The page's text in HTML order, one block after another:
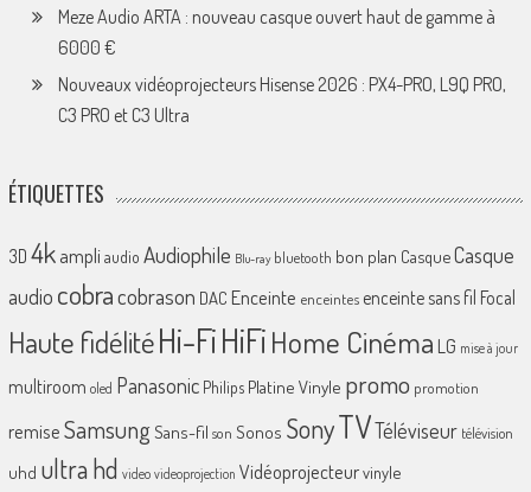
Meze Audio ARTA : nouveau casque ouvert haut de gamme à
6000 €
Nouveaux vidéoprojecteurs Hisense 2026 : PX4-PRO, L9Q PRO,
C3 PRO et C3 Ultra
ÉTIQUETTES
3D 4k ampliaudio Audiophile Blu-ray bluetooth bon plan CasqueCasque
audio cobracobrason DAC Enceinte enceintes enceinte sans fil Focal
Haute fidélitéHi-FiHiFiHome Cinéma LG mise à jour
multiroom oled Panasonic Philips Platine Vinyle promo promotion
remiseSamsungSans-fil son Sonos SonyTVTéléviseur télévision
uhd ultra hd video videoprojection Vidéoprojecteurvinyle